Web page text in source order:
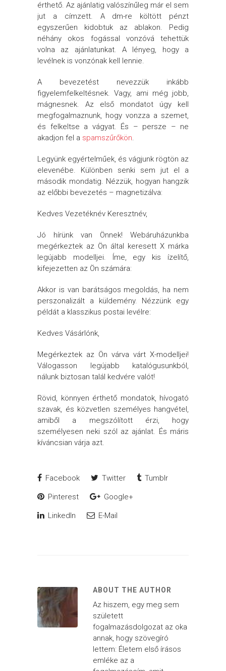
érthető. Az ajánlatig valószínűleg már el sem
jut a címzett. A dm-re költött pénzt
egyszerűen kidobtuk az ablakon. Pedig
néhány okos fogással vonzóvá tehettük
volna az ajánlatunkat. A lényeg, hogy a
levélnek is vonzónak kell lennie.
A bevezetést nevezzük inkább
figyelemfelkeltésnek. Vagy, ami még jobb,
mágnesnek. Az első mondatot úgy kell
megfogalmaznunk, hogy vonzza a szemet,
és felkeltse a vágyat. És – persze – ne
akadjon fel a spamszűrőkön.
Legyünk egyértelműek, és vágjunk rögtön az
elevenébe. Különben senki sem jut el a
második mondatig. Nézzük, hogyan hangzik
az előbbi bevezetés – magnetizálva:
Kedves Vezetéknév Keresztnév,
Jó hírünk van Önnek! Webáruházunkba
megérkeztek az Ön által keresett X márka
legújabb modelljei. Íme, egy kis ízelítő,
kifejezetten az Ön számára:
Akkor is van barátságos megoldás, ha nem
perszonalizált a küldemény. Nézzünk egy
példát a klasszikus postai levélre:
Kedves Vásárlónk,
Megérkeztek az Ön várva várt X-modelljei!
Válogasson legújabb katalógusunkból,
nálunk biztosan talál kedvére valót!
Rövid, könnyen érthető mondatok, hívogató
szavak, és közvetlen személyes hangvétel,
amiből a megszólított érzi, hogy
személyesen neki szól az ajánlat. És máris
kíváncsian várja azt.
Facebook Twitter Tumblr
Pinterest Google+
LinkedIn E-Mail
ABOUT THE AUTHOR
Az hiszem, egy meg sem
született
fogalmazásdolgozat az oka
annak, hogy szövegíró
lettem: Életem első írásos
emléke az a